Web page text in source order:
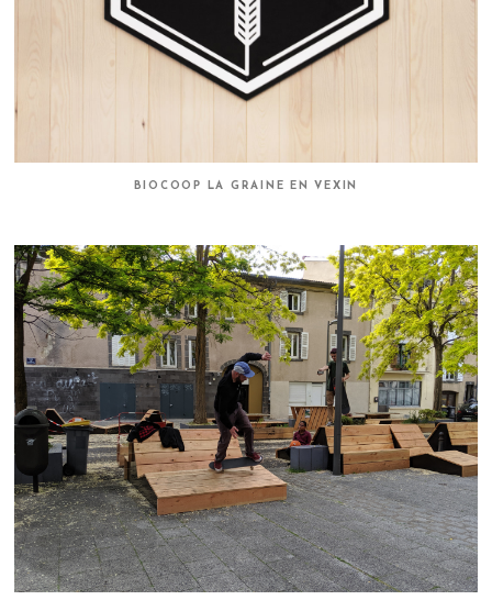
BIOCOOP LA GRAINE EN VEXIN